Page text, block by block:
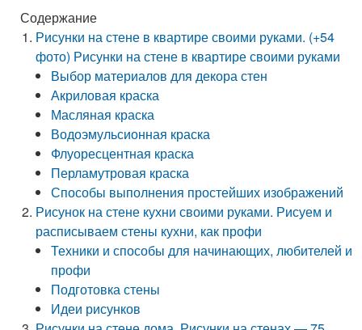
Содержание
Рисунки на стене в квартире своими руками. (+54
фото) Рисунки на стене в квартире своими руками
Выбор материалов для декора стен
Акриловая краска
Масляная краска
Водоэмульсионная краска
Флуоресцентная краска
Перламутровая краска
Способы выполнения простейших изображений
Рисунок на стене кухни своими руками. Рисуем и
расписываем стены кухни, как профи
Техники и способы для начинающих, любителей и
профи
Подготовка стены
Идеи рисунков